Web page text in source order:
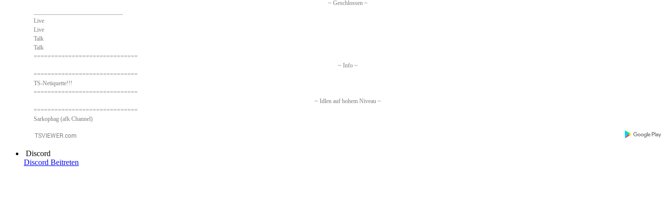
~ Geschlossen ~
Live
Live
Talk
Talk
==============================
~ Info ~
==============================
TS-Netiquette!!!
==============================
~ Idlen auf hohem Niveau ~
==============================
Sarkophag (afk Channel)
Discord
Discord Beitreten